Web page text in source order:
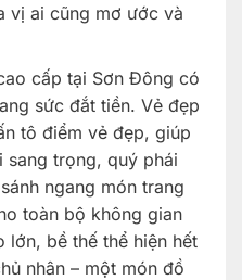
vị ai cũng mơ ước và
cấp tại Sơn Đông có
sức đắt tiền. Vẻ đẹp
tô điểm vẻ đẹp, giúp
sang trọng, quý phái
ngang món trang
toàn bộ không gian
lớn, bề thế thể hiện hết
nhân – một món đồ